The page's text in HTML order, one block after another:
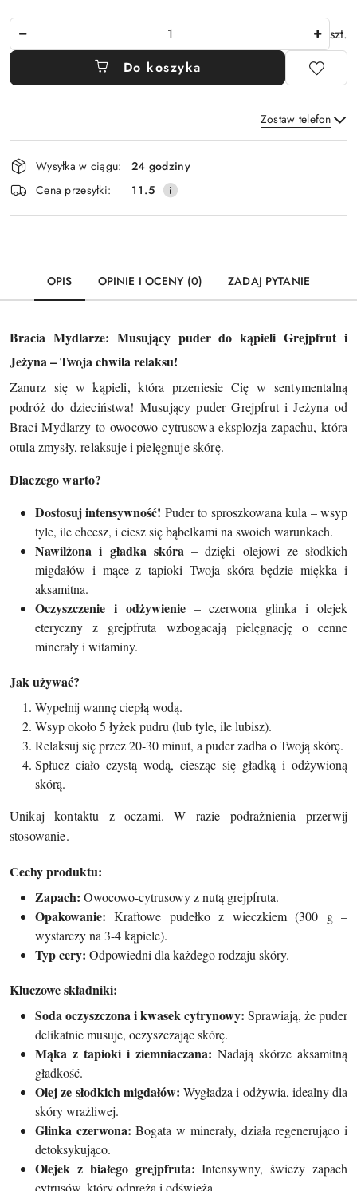
szt.
Do koszyka
Zostaw telefon
Wyślij
Dostępność
i
dostawa
Wysyłka w ciągu:
24 godziny
Cena przesyłki:
11.5
OPIS OPINIE I OCENY (0) ZADAJ PYTANIE
Bracia Mydlarze: Musujący puder do kąpieli Grejpfrut i
Jeżyna – Twoja chwila relaksu!
Zanurz się w kąpieli, która przeniesie Cię w sentymentalną
podróż do dzieciństwa! Musujący puder Grejpfrut i Jeżyna od
Braci Mydlarzy to owocowo-cytrusowa eksplozja zapachu, która
otula zmysły, relaksuje i pielęgnuje skórę.
Dlaczego warto?
Dostosuj intensywność! Puder to sproszkowana kula – wsyp
tyle, ile chcesz, i ciesz się bąbelkami na swoich warunkach.
Nawilżona i gładka skóra – dzięki olejowi ze słodkich
migdałów i mące z tapioki Twoja skóra będzie miękka i
aksamitna.
Oczyszczenie i odżywienie– czerwona glinka i olejek
eteryczny z grejpfruta wzbogacają pielęgnację o cenne
minerały i witaminy.
Jak używać?
Wypełnij wannę ciepłą wodą.
Wsyp około 5 łyżek pudru (lub tyle, ile lubisz).
Relaksuj się przez 20-30 minut, a puder zadba o Twoją skórę.
Spłucz ciało czystą wodą, ciesząc się gładką i odżywioną
skórą.
Unikaj kontaktu z oczami. W razie podrażnienia przerwij
stosowanie.
Cechy produktu:
Zapach: Owocowo-cytrusowy z nutą grejpfruta.
Opakowanie: Kraftowe pudełko z wieczkiem (300 g –
wystarczy na 3-4 kąpiele).
Typ cery: Odpowiedni dla każdego rodzaju skóry.
Kluczowe składniki:
Soda oczyszczona i kwasek cytrynowy: Sprawiają, że puder
delikatnie musuje, oczyszczając skórę.
Mąka z tapioki i ziemniaczana: Nadają skórze aksamitną
gładkość.
Olej ze słodkich migdałów: Wygładza i odżywia, idealny dla
skóry wrażliwej.
Glinka czerwona: Bogata w minerały, działa regenerująco i
detoksykująco.
Olejek z białego grejpfruta: Intensywny, świeży zapach
cytrusów, który odpręża i odświeża